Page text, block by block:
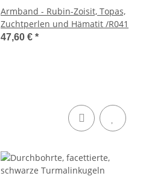
Armband - Rubin-Zoisit, Topas,
Zuchtperlen und Hämatit /R041
47,60 € *